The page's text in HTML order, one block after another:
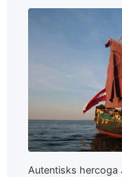
Autentisks hercoga